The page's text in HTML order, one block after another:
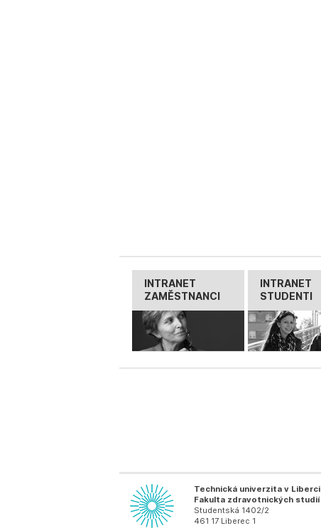
INTRANET
ZAMĚSTNANCI
INTRANET
STUDENTI
Technická univerzita v Liberci
Fakulta zdravotnických studií
Studentská 1402/2
461 17 Liberec 1